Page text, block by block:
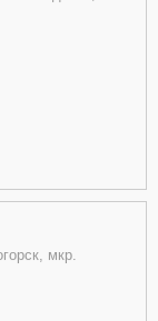
мкр.